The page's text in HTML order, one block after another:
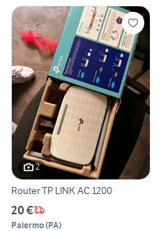
2
Router TP LINK AC 1200
20 €
Palermo(PA)